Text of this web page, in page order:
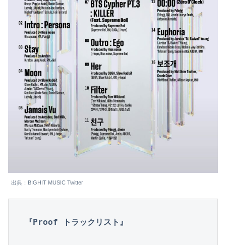
出典：BIGHIT MUSIC Twitter
『Proof トラックリスト』